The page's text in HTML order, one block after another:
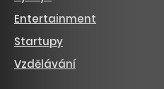
Entertainment
Startupy
Vzdělávání